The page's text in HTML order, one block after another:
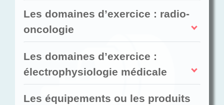
Les domaines d’exercice : radio-
oncologie
Les domaines d’exercice :
électrophysiologie médicale
Les équipements ou les produits